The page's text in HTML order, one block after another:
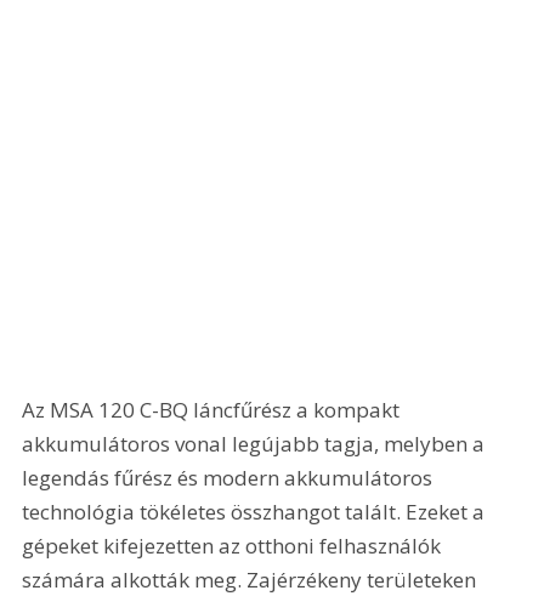
Az MSA 120 C-BQ láncfűrész a kompakt
akkumulátoros vonal legújabb tagja, melyben a
legendás fűrész és modern akkumulátoros
technológia tökéletes összhangot talált. Ezeket a
gépeket kifejezetten az otthoni felhasználók
számára alkották meg. Zajérzékeny területeken